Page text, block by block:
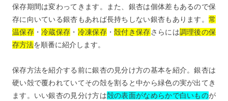
保存期間は変わってきます。また、銀杏は個体差もあるので保
存に向いている銀杏もあれば長持ちしない銀杏もあります。 常
温保存・冷蔵保存 ・ 冷凍保存・殻付き保存さらには調理後の保
存方法を順番に紹介します。
保存方法を紹介する前に銀杏の見分け方の基本を紹介。銀杏は
硬い殻で覆われていてその殻を割ると中から緑色の実が出てき
ます。いい銀杏の見分け方は殻の表面がなめらかで白いものが